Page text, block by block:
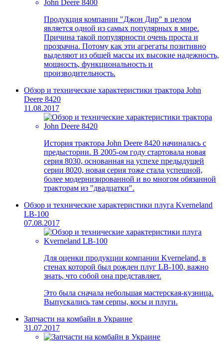
Продукция компании "Джон Дир" в целом
является одной из самых популярных в мире.
Причина такой популярности очень проста и
прозрачна. Потому как эти агрегаты позитивно
выделяют из общей массы их высокие надежность,
мощность, функциональность и
производительность.
Обзор и технические характеристики трактора John
Deere 8420
11.08.2017
История трактора John Deere 8420 начиналась с
предыстории. В 2005-ом году стартовала новая
серия 8030, основанная на успехе предыдущей
серии 8020, новая серия тоже стала успешной,
более модернизированной и во многом обязанной
тракторам из "двадцатки".
Обзор и технические характеристики плуга Kverneland
LB-100
07.08.2017
Для оценки продукции компании Kverneland, в
стенах которой был рожден плуг LB-100, важно
знать, что собой она представляет.
Это была сначала небольшая мастерская-кузница.
Выпускались там серпы, косы и плуги.
Запчасти на комбайн в Украине
31.07.2017